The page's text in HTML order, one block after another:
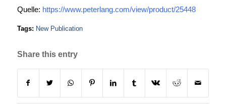
Quelle: https://www.peterlang.com/view/product/25448
Tags: New Publication
Share this entry